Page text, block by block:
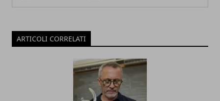
ARTICOLI CORRELATI